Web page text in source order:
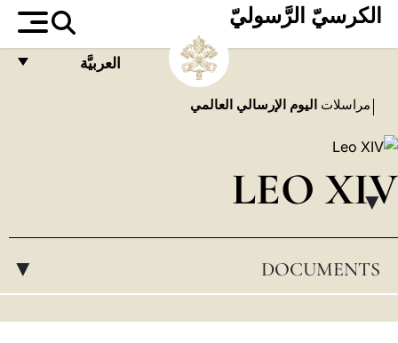
الكرسيّ الرَّسوليّ
العربيَّة
ESPAÑOL
مراسلات اليوم الإرسالي العالمي
LEO XIV
▸
DOCUMENTS
▸